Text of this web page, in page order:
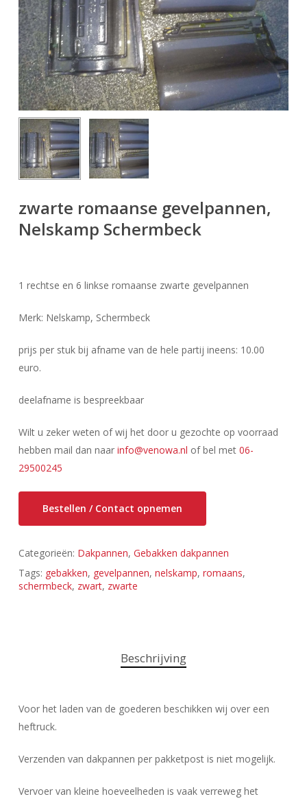
zwarte romaanse gevelpannen,
Nelskamp Schermbeck
1 rechtse en 6 linkse romaanse zwarte gevelpannen
Merk: Nelskamp, Schermbeck
prijs per stuk bij afname van de hele partij ineens: 10.00
euro.
deelafname is bespreekbaar
Wilt u zeker weten of wij het door u gezochte op voorraad
hebben mail dan naar info@venowa.nl of bel met 06-
29500245
Bestellen / Contact opnemen
Categorieën: Dakpannen, Gebakken dakpannen
Tags: gebakken, gevelpannen, nelskamp, romaans,
schermbeck, zwart, zwarte
Beschrijving
Voor het laden van de goederen beschikken wij over een
heftruck.
Verzenden van dakpannen per pakketpost is niet mogelijk.
Vervoer van kleine hoeveelheden is vaak verreweg het